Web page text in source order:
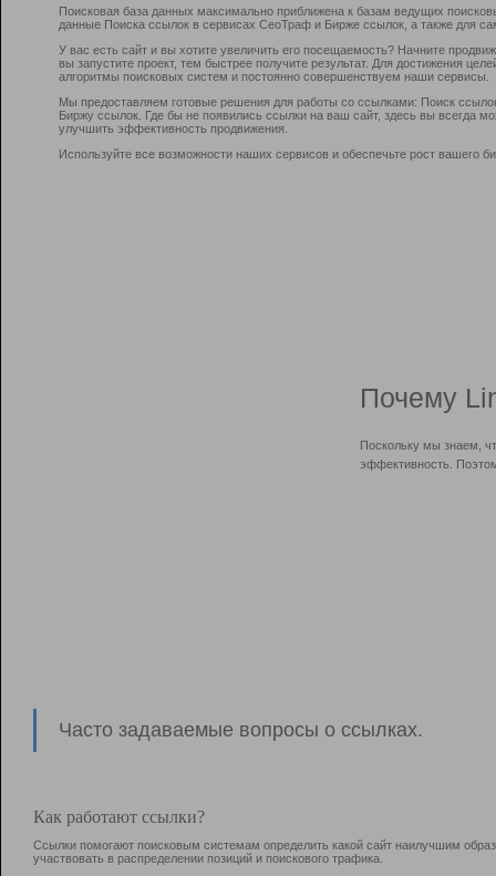
Поисковая база данных максимально приближена к базам ведущих
данные Поиска ссылок в сервисах СеоТраф и Бирже ссылок, а также для
У вас есть сайт и вы хотите увеличить его посещаемость? Начните
вы запустите проект, тем быстрее получите результат. Для достижения
алгоритмы поисковых систем и постоянно совершенствуем наши сервисы.
Мы предоставляем готовые решения для работы со ссылками: Поиск
Биржу ссылок. Где бы не появились ссылки на ваш сайт, здесь вы всегда
улучшить эффективность продвижения.
Используйте все возможности наших сервисов и обеспечьте рост вашего
Почему
Поскольку мы знаем,
эффективность.
Часто задаваемые вопросы о ссылках.
Как работают ссылки?
Ссылки помогают поисковым системам определить какой сайт наилучшим
участвовать в раcпределении позиций и поискового трафика.